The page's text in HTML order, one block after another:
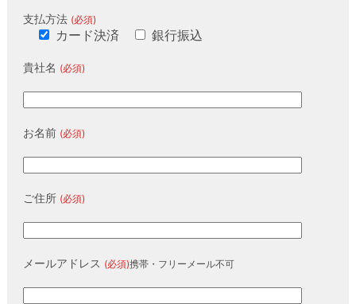
支払方法 (必須)
カード決済 銀行振込
貴社名 (必須)
お名前 (必須)
ご住所 (必須)
メールアドレス (必須)携帯・フリーメール不可